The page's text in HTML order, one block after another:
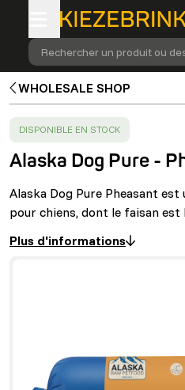
Rechercher un produit ou
WHOLESALE SHOP
SUCCESS:
DISPONIBLE EN STOCK
Alaska Dog Pure -
Alaska Dog Pure Pheasant
pour chiens, dont le faisan
Plus d'informations